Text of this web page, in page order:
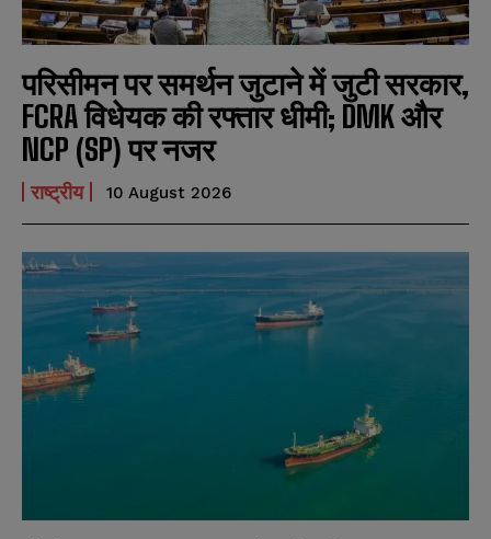
*
E
m
a
i
l
*
N
u
m
b
e
r
s
SUBMIT
*
E
m
a
i
l
*
N
u
m
b
e
r
s
SUBMIT
परिसीमन पर समर्थन जुटाने में जुटी सरकार,
FCRA विधेयक की रफ्तार धीमी; DMK और
NCP (SP) पर नजर
राष्ट्रीय 10 August 2026